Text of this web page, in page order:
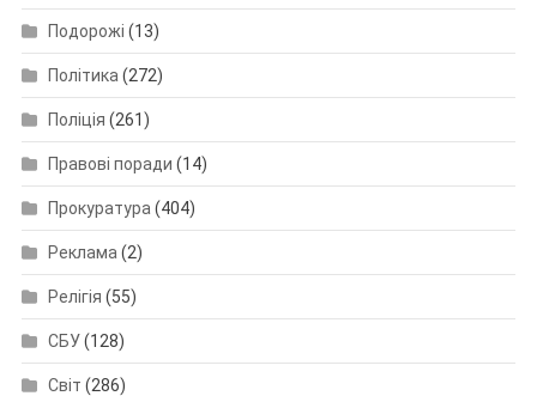
Подорожі (13)
Політика(272)
Поліція (261)
Правові поради (14)
Прокуратура(404)
Реклама(2)
Релігія (55)
СБУ(128)
Світ (286)